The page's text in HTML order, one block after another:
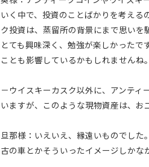
いく中で、投資のことばかりを考え
ク投資は、蒸留所の背景にまで思い
とても興味深く、勉強が楽しかった
ことも影響しているかもしれませんね
－ウイスキーカスク以外に、アンテ
いますが、このような現物資産は、
旦那様：いえいえ、縁遠いものでし
古の車とかそういったイメージしかな